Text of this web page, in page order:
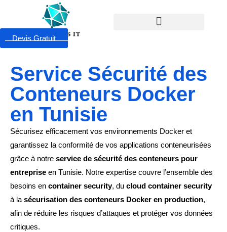
Devis Gratuit
Service Sécurité des
Conteneurs Docker
en Tunisie
Sécurisez efficacement vos environnements Docker et
garantissez la conformité de vos applications conteneurisées
grâce à notre service de sécurité des conteneurs pour
entreprise en Tunisie. Notre expertise couvre l’ensemble des
besoins en container security, du cloud container security
à la sécurisation des conteneurs Docker en production,
afin de réduire les risques d’attaques et protéger vos données
critiques.